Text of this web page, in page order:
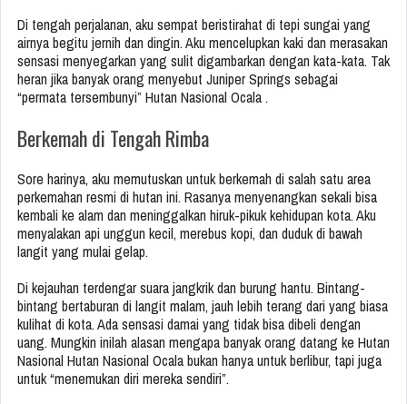
Di tengah perjalanan, aku sempat beristirahat di tepi sungai yang
airnya begitu jernih dan dingin. Aku mencelupkan kaki dan merasakan
sensasi menyegarkan yang sulit digambarkan dengan kata-kata. Tak
heran jika banyak orang menyebut Juniper Springs sebagai
“permata tersembunyi” Hutan Nasional Ocala .
Berkemah di Tengah Rimba
Sore harinya, aku memutuskan untuk berkemah di salah satu area
perkemahan resmi di hutan ini. Rasanya menyenangkan sekali bisa
kembali ke alam dan meninggalkan hiruk-pikuk kehidupan kota. Aku
menyalakan api unggun kecil, merebus kopi, dan duduk di bawah
langit yang mulai gelap.
Di kejauhan terdengar suara jangkrik dan burung hantu. Bintang-
bintang bertaburan di langit malam, jauh lebih terang dari yang biasa
kulihat di kota. Ada sensasi damai yang tidak bisa dibeli dengan
uang. Mungkin inilah alasan mengapa banyak orang datang ke Hutan
Nasional Hutan Nasional Ocala bukan hanya untuk berlibur, tapi juga
untuk “menemukan diri mereka sendiri”.